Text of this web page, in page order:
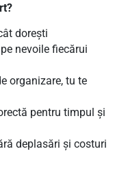
dorești
nevoile fiecărui
organizare, tu te
pentru timpul și
deplasări și costuri